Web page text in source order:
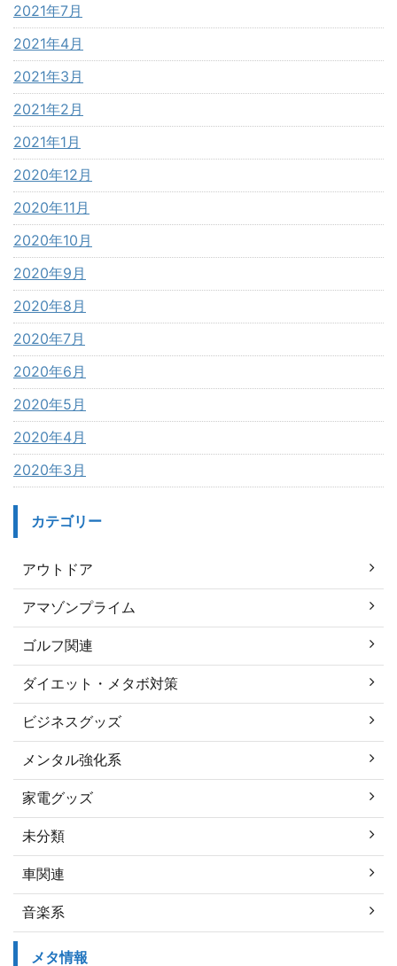
2021年7月
2021年4月
2021年3月
2021年2月
2021年1月
2020年12月
2020年11月
2020年10月
2020年9月
2020年8月
2020年7月
2020年6月
2020年5月
2020年4月
2020年3月
カテゴリー
アウトドア
アマゾンプライム
ゴルフ関連
ダイエット・メタボ対策
ビジネスグッズ
メンタル強化系
家電グッズ
未分類
車関連
音楽系
メタ情報